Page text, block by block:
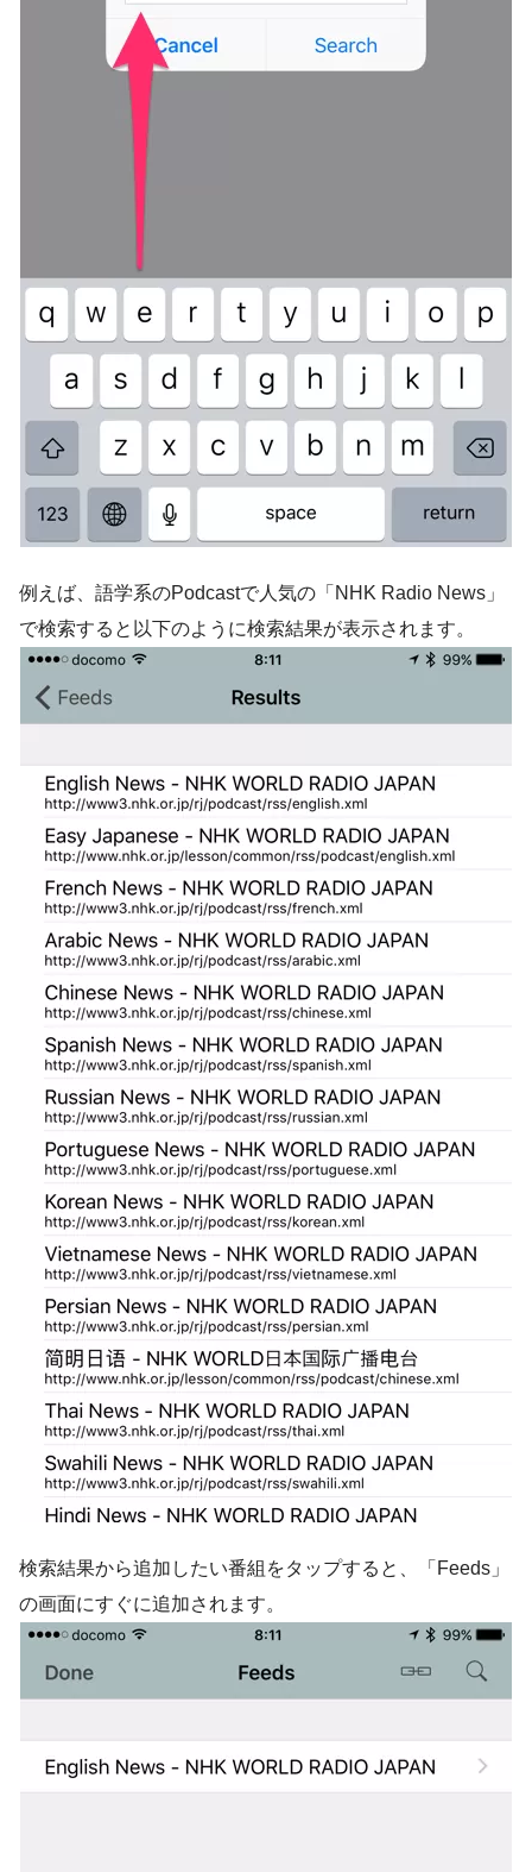
例えば、語学系のPodcastで人気の「NHK Radio News」
で検索すると以下のように検索結果が表示されます。
検索結果から追加したい番組をタップすると、「Feeds」
の画面にすぐに追加されます。